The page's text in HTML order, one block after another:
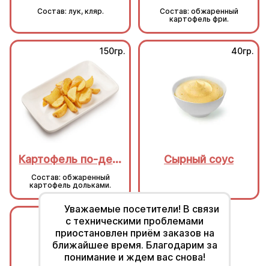
Состав: лук, кляр.
Состав: обжаренный
картофель фри.
150гр.
Картофель по-деревенски
Состав: обжаренный
картофель дольками.
40гр.
Сырный соус
40гр.
Уважаемые посетители! В связи
с техническими проблемами
приостановлен приём заказов на
ближайшее время. Благодарим за
понимание и ждем вас снова!